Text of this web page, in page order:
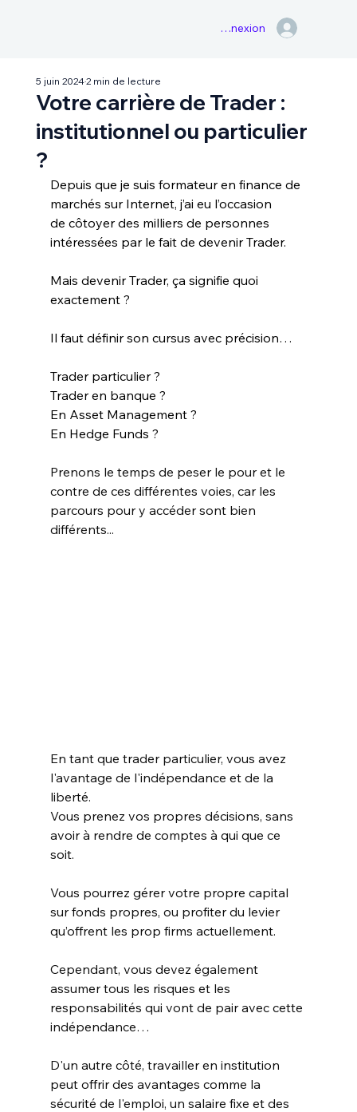
Connexion
Votre carrière de Trader :
institutionnel ou particulier
?
5 juin 20242 min de lecture
Depuis que je suis formateur en finance de
marchés sur Internet, j’ai eu l’occasion
de côtoyer des milliers de personnes
intéressées par le fait de devenir Trader.
Mais devenir Trader, ça signifie quoi
exactement ?
Il faut définir son cursus avec précision…
Trader particulier ?
Trader en banque ?
En Asset Management ?
En Hedge Funds ?
Prenons le temps de peser le pour et le
contre de ces différentes voies, car les
parcours pour y accéder sont bien
différents...
En tant que trader particulier, vous avez
l'avantage de l'indépendance et de la
liberté.
Vous prenez vos propres décisions, sans
avoir à rendre de comptes à qui que ce
soit.
Vous pourrez gérer votre propre capital
sur fonds propres, ou profiter du levier
qu’offrent les prop firms actuellement.
Cependant, vous devez également
assumer tous les risques et les
responsabilités qui vont de pair avec cette
indépendance…
D'un autre côté, travailler en institution
peut offrir des avantages comme la
sécurité de l'emploi, un salaire fixe et des